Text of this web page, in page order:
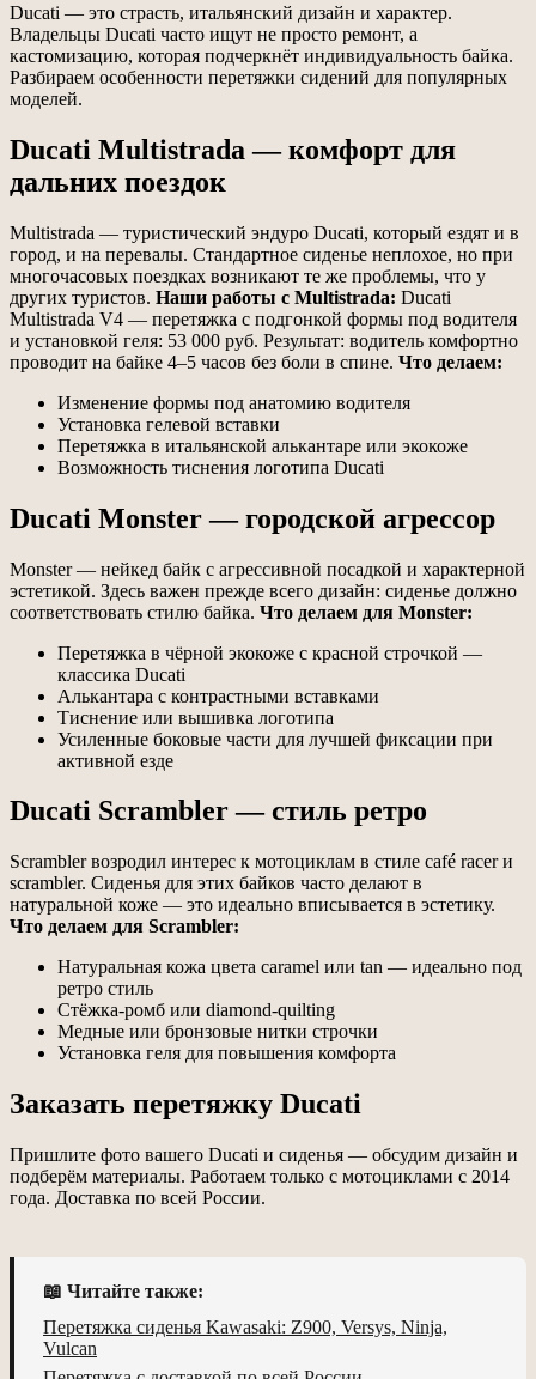
Ducati — это страсть, итальянский дизайн и характер.
Владельцы Ducati часто ищут не просто ремонт, а
кастомизацию, которая подчеркнёт индивидуальность байка.
Разбираем особенности перетяжки сидений для популярных
моделей.
Ducati Multistrada — комфорт для
дальних поездок
Multistrada — туристический эндуро Ducati, который ездят и в
город, и на перевалы. Стандартное сиденье неплохое, но при
многочасовых поездках возникают те же проблемы, что у
других туристов. Наши работы с Multistrada: Ducati
Multistrada V4 — перетяжка с подгонкой формы под водителя
и установкой геля: 53 000 руб. Результат: водитель комфортно
проводит на байке 4–5 часов без боли в спине. Что делаем:
Изменение формы под анатомию водителя
Установка гелевой вставки
Перетяжка в итальянской алькантаре или экокоже
Возможность тиснения логотипа Ducati
Ducati Monster — городской агрессор
Monster — нейкед байк с агрессивной посадкой и характерной
эстетикой. Здесь важен прежде всего дизайн: сиденье должно
соответствовать стилю байка. Что делаем для Monster:
Перетяжка в чёрной экокоже с красной строчкой —
классика Ducati
Алькантара с контрастными вставками
Тиснение или вышивка логотипа
Усиленные боковые части для лучшей фиксации при
активной езде
Ducati Scrambler — стиль ретро
Scrambler возродил интерес к мотоциклам в стиле café racer и
scrambler. Сиденья для этих байков часто делают в
натуральной коже — это идеально вписывается в эстетику.
Что делаем для Scrambler:
Натуральная кожа цвета caramel или tan — идеально под
ретро стиль
Стёжка-ромб или diamond-quilting
Медные или бронзовые нитки строчки
Установка геля для повышения комфорта
Заказать перетяжку Ducati
Пришлите фото вашего Ducati и сиденья — обсудим дизайн и
подберём материалы. Работаем только с мотоциклами с 2014
года. Доставка по всей России.
📖 Читайте также:
Перетяжка сиденья Kawasaki: Z900, Versys, Ninja,
Vulcan